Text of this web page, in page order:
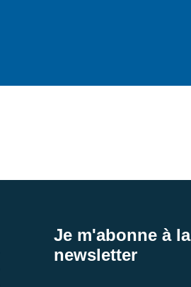
Je m'abonne à la
newsletter